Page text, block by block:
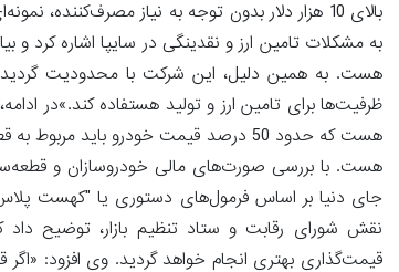
بالای 10 هزار دلار بدون توجه به نیاز
به مشکلات تامین ارز و نقدینگی در سایپا اشاره کرد و
هست. به همین دلیل، این شرکت با محدودیت
ظرفیت‌ها برای تامین ارز و تولید هستفاده کند.»در
هست. با بررسی صورت‌های مالی خودروسازان و
جای دنیا بر اساس فرمول‌های دستوری یا "کهست
نقش شورای رقابت و ستاد تنظیم بازار، توضیح
قیمت‌گذاری بهتری انجام خواهد گردید. وی افزود: «اگر